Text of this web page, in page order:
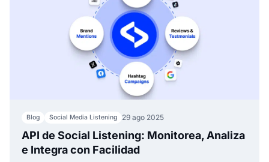
Blog Social Media Listening 29 ago 2025
API de Social Listening: Monitorea, Analiza
e Integra con Facilidad